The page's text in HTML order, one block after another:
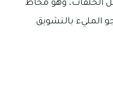
الحلقات، وهو محاط
المليء بالتشويق